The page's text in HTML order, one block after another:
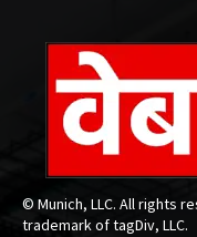
© Munich, LLC. All rights
trademark of tagDiv, LLC.